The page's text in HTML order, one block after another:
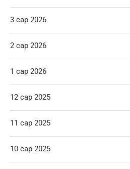
3 сар 2026
2 сар 2026
1 сар 2026
12 сар 2025
11 сар 2025
10 сар 2025